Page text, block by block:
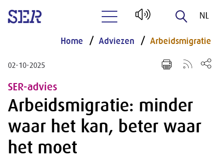
Naar hoofdinhoud
NL
EN
Home Adviezen Arbeidsmigratie
02-10-2025
SER-advies
Arbeidsmigratie: minder
waar het kan, beter waar
het moet